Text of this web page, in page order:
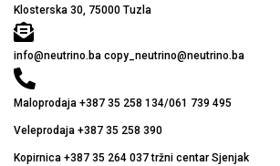
Klosterska 30, 75000 Tuzla
info@neutrino.ba copy_neutrino@neutrino.ba
Maloprodaja +387 35 258 134/061 739 495
Veleprodaja +387 35 258 390
Kopirnica +387 35 264 037 tržni centar Sjenjak